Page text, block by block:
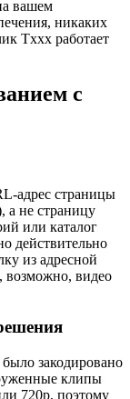
вашем
никаких
Txxx работает
с
адрес страницы
а не страницу
или каталог
действительно
из адресной
возможно, видео
закодировано
клипы
720p, поэтому